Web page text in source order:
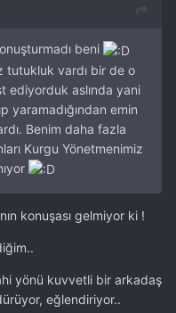
beni
tutukluk vardı bir de o
ediyorduk aslında yani
yaramadığından emin
Benim daha fazla
Kurgu Yönetmenimiz
konuşası gelmiyor ki !
yönü kuvvetli bir arkadaş
eğlendiriyor..